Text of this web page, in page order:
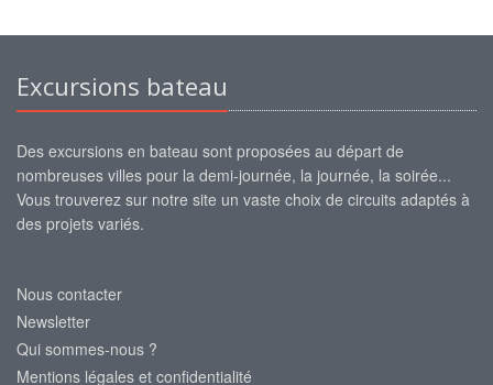
Excursions bateau
Des excursions en bateau sont proposées au départ de
nombreuses villes pour la demi-journée, la journée, la soirée...
Vous trouverez sur notre site un vaste choix de circuits adaptés à
des projets variés.
Nous contacter
Newsletter
Qui sommes-nous ?
Mentions légales et confidentialité